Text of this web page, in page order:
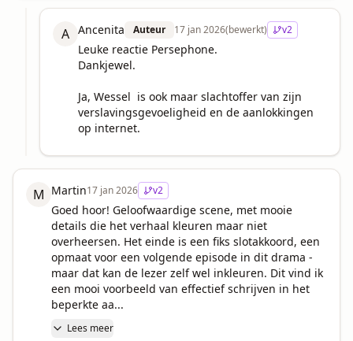
A Ancenita Auteur 17 jan 2026(bewerkt) v2
Leuke reactie Persephone.
Dankjewel.
Ja, Wessel  is ook maar slachtoffer van zijn
verslavingsgevoeligheid en de aanlokkingen
op internet.
M Martin17 jan 2026 v2
Goed hoor! Geloofwaardige scene, met mooie
details die het verhaal kleuren maar niet
overheersen. Het einde is een fiks slotakkoord, een
opmaat voor een volgende episode in dit drama -
maar dat kan de lezer zelf wel inkleuren. Dit vind ik
een mooi voorbeeld van effectief schrijven in het
beperkte aa...
Lees meer